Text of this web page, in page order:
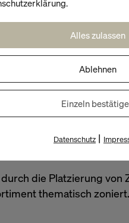
eine visuelle
und eine visuelle
Zonen
zwischen den
entstehen intentionelle
betonen. Zusätzlich
Bereiche zusätzlich zur
die Platzierung von
thematisch zoniert.
Alles zulassen
Ablehnen
Einzeln
Datenschutz |